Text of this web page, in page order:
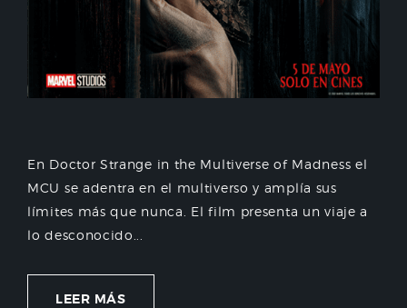
En Doctor Strange in the Multiverse of Madness el
MCU se adentra en el multiverso y amplía sus
límites más que nunca. El film presenta un viaje a
lo desconocido...
LEER MÁS